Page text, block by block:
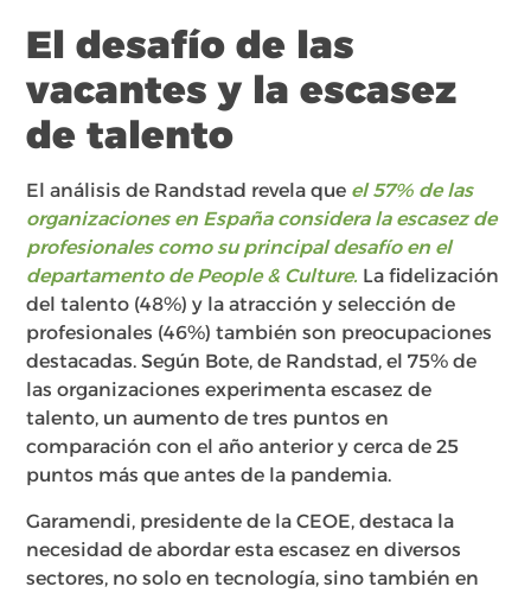
El desafío de las
vacantes y la escasez
de talento
El análisis de Randstad revela que el 57% de las
organizaciones en España considera la escasez de
profesionales como su principal desafío en el
departamento de People & Culture. La fidelización
del talento (48%) y la atracción y selección de
profesionales (46%) también son preocupaciones
destacadas. Según Bote, de Randstad, el 75% de
las organizaciones experimenta escasez de
talento, un aumento de tres puntos en
comparación con el año anterior y cerca de 25
puntos más que antes de la pandemia.
Garamendi, presidente de la CEOE, destaca la
necesidad de abordar esta escasez en diversos
sectores, no solo en tecnología, sino también en